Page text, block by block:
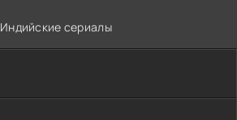
Индийские сериалы